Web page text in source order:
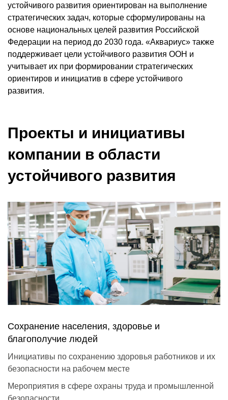
устойчивого развития ориентирован на выполнение
стратегических задач, которые сформулированы на
основе национальных целей развития Российской
Федерации на период до 2030 года. «Аквариус» также
поддерживает цели устойчивого развития ООН и
учитывает их при формировании стратегических
ориентиров и инициатив в сфере устойчивого
развития.
Проекты и инициативы
компании в области
устойчивого развития
Сохранение населения, здоровье и
благополучие людей
Инициативы по сохранению здоровья работников и их
безопасности на рабочем месте
Мероприятия в сфере охраны труда и промышленной
безопасности